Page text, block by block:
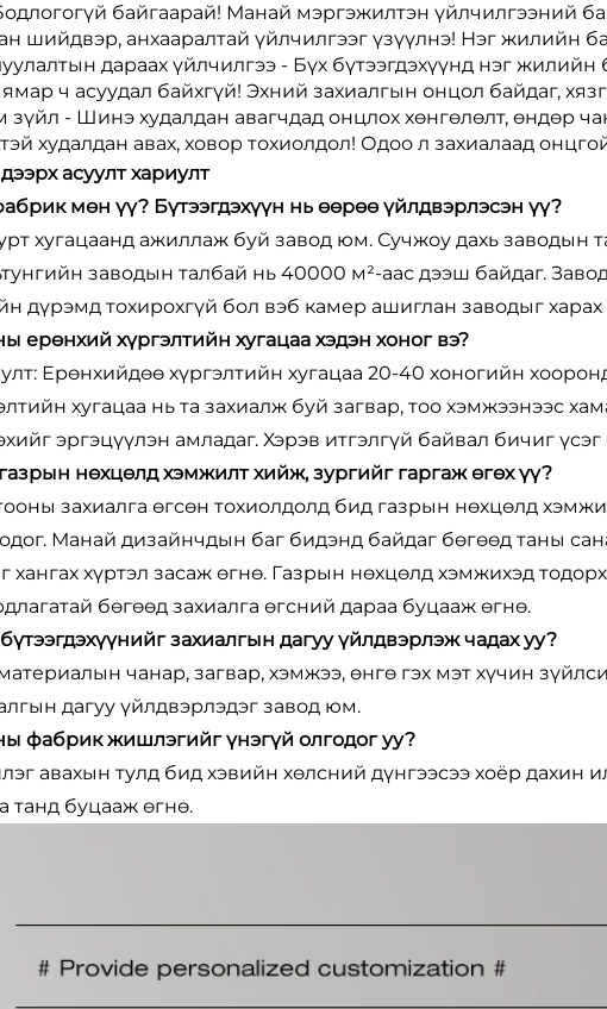
байгаарай! Манай мэргэжилтэн үйлчилгээний
шийдвэр, анхааралтай үйлчилгээг үзүүлнэ! Нэг жилийн
дараах үйлчилгээ - Бүх бүтээгдэхүүнд нэг жилийн
ч асуудал байхгүй! Эхний захиалгын онцол байдаг,
зүйл - Шинэ худалдан авагчдад онцлох хөнгөлөлт, өндөр
худалдан авах, ховор тохиолдол! Одоо л захиалаад
асуулт хариулт
мөн үү? Бүтээгдэхүүн нь өөрөө үйлдвэрлэсэн үү?
хугацаанд ажиллаж буй завод юм. Сучжоу дахь заводын
заводын талбай нь 40000 м²-аас дээш байдаг.
дүрэмд тохирохгүй бол вэб камер ашиглан заводыг
ерөнхий хүргэлтийн хугацаа хэдэн хоног вэ?
Ерөнхийдөө хүргэлтийн хугацаа 20-40 хоногийн
хугацаа нь та захиалж буй загвар, тоо хэмжээнээс
эргэцүүлэн амладаг. Хэрэв итгэлгүй байвал бичиг
нөхцөлд хэмжилт хийж, зургийг гаргаж өгөх үү?
захиалга өгсөн тохиолдолд бид газрын нөхцөлд
Манай дизайнчдын баг бидэнд байдаг бөгөөд таны
хангах хүртэл засаж өгнө. Газрын нөхцөлд хэмжихэд
бөгөөд захиалга өгсний дараа буцааж өгнө.
захиалгын дагуу үйлдвэрлэж чадах уу?
чанар, загвар, хэмжээ, өнгө гэх мэт хүчин
дагуу үйлдвэрлэдэг завод юм.
фабрик жишлэгийг үнэгүй олгодог уу?
авахын тулд бид хэвийн хөлсний дүнгээсээ хоёр дахин
танд буцааж өгнө.